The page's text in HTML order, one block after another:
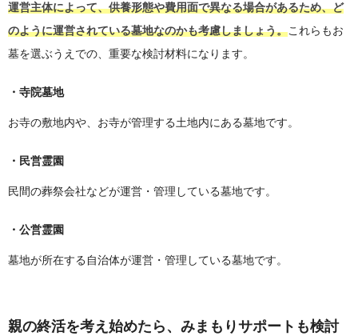
運営主体によって、供養形態や費用面で異なる場合があるため、ど
のように運営されている墓地なのかも考慮しましょう。これらもお
墓を選ぶうえでの、重要な検討材料になります。
・寺院墓地
お寺の敷地内や、お寺が管理する土地内にある墓地です。
・民営霊園
民間の葬祭会社などが運営・管理している墓地です。
・公営霊園
墓地が所在する自治体が運営・管理している墓地です。
親の終活を考え始めたら、みまもりサポートも検討